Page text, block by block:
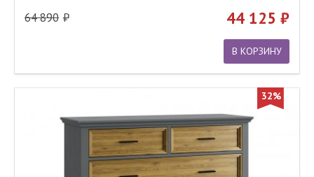
64 890 44 125
В КОРЗИНУ
32%